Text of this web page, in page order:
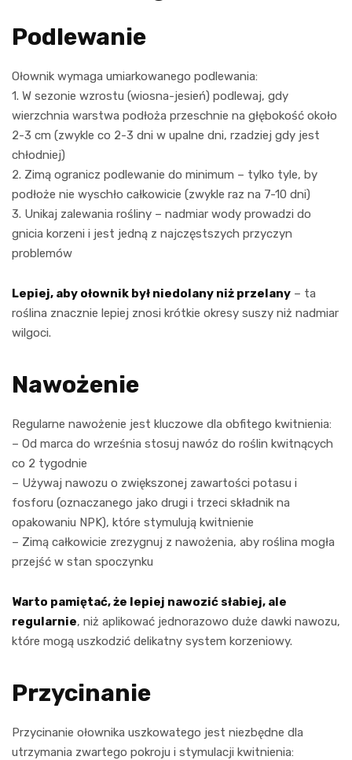
Podlewanie
Ołownik wymaga umiarkowanego podlewania:
1. W sezonie wzrostu (wiosna-jesień) podlewaj, gdy
wierzchnia warstwa podłoża przeschnie na głębokość około
2-3 cm (zwykle co 2-3 dni w upalne dni, rzadziej gdy jest
chłodniej)
2. Zimą ogranicz podlewanie do minimum – tylko tyle, by
podłoże nie wyschło całkowicie (zwykle raz na 7-10 dni)
3. Unikaj zalewania rośliny – nadmiar wody prowadzi do
gnicia korzeni i jest jedną z najczęstszych przyczyn
problemów
Lepiej, aby ołownik był niedolany niż przelany – ta
roślina znacznie lepiej znosi krótkie okresy suszy niż nadmiar
wilgoci.
Nawożenie
Regularne nawożenie jest kluczowe dla obfitego kwitnienia:
– Od marca do września stosuj nawóz do roślin kwitnących
co 2 tygodnie
– Używaj nawozu o zwiększonej zawartości potasu i
fosforu (oznaczanego jako drugi i trzeci składnik na
opakowaniu NPK), które stymulują kwitnienie
– Zimą całkowicie zrezygnuj z nawożenia, aby roślina mogła
przejść w stan spoczynku
Warto pamiętać, że lepiej nawozić słabiej, ale
regularnie, niż aplikować jednorazowo duże dawki nawozu,
które mogą uszkodzić delikatny system korzeniowy.
Przycinanie
Przycinanie ołownika uszkowatego jest niezbędne dla
utrzymania zwartego pokroju i stymulacji kwitnienia: